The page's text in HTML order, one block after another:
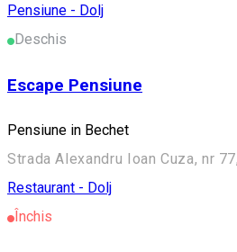
Pensiune - Dolj
Deschis
Escape Pensiune
Pensiune in Bechet
Strada Alexandru Ioan Cuza, nr
Restaurant - Dolj
Închis